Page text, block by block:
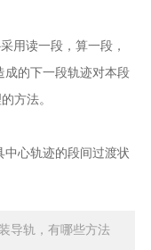
读一段，算一段，
成的下一段轨迹对本段
方法。
心轨迹的段间过渡状
导轨，有哪些方法